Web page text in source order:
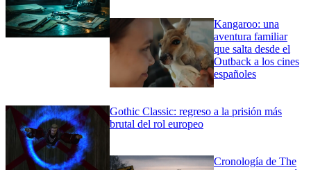
Kangaroo: una
aventura familiar
que salta desde el
Outback a los cines
españoles
Gothic Classic: regreso a la prisión más
brutal del rol europeo
Cronología de The